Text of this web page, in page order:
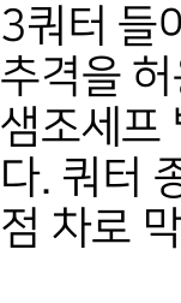
3쿼터 들
추격을
샘조세프
다. 쿼터
점 차로